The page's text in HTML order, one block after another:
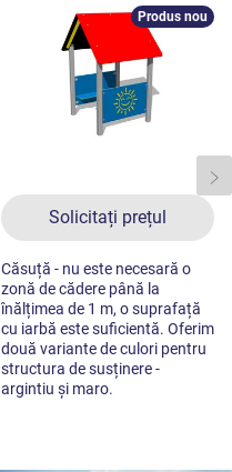
Solicitați prețul
Produs nou
Căsuță - nu este necesară o
zonă de cădere până la
înălțimea de 1 m, o suprafață
cu iarbă este suficientă. Oferim
două variante de culori pentru
structura de susținere -
argintiu și maro.